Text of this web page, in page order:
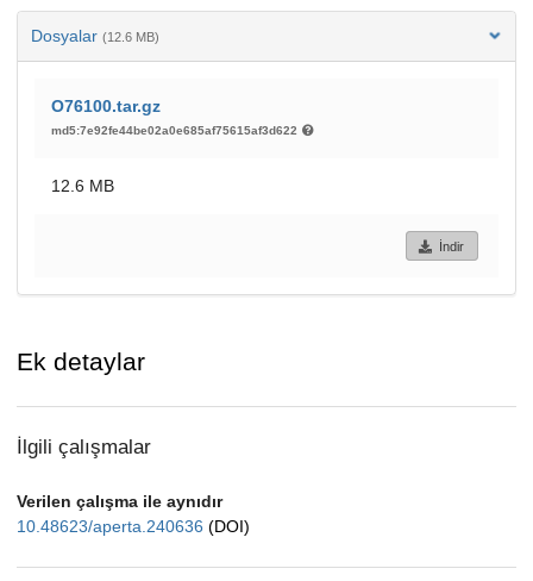
Dosyalar (12.6 MB)
O76100.tar.gz
md5:7e92fe44be02a0e685af75615af3d622
12.6 MB
İndir
Ek detaylar
İlgili çalışmalar
Verilen çalışma ile aynıdır
10.48623/aperta.240636 (DOI)